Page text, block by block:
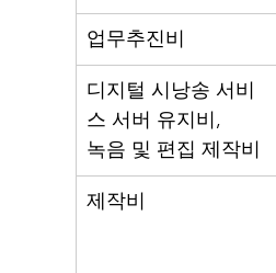
업무추진비
디지털 시낭송 서비
스 서버 유지비,
녹음 및 편집 제작비
제작비